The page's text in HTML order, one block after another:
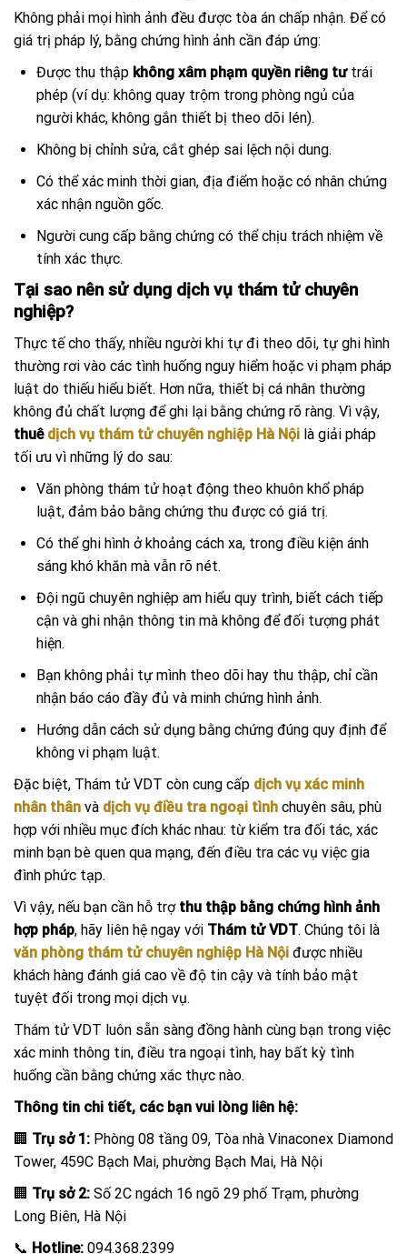
Không phải mọi hình ảnh đều được tòa án chấp nhận. Để có
giá trị pháp lý, bằng chứng hình ảnh cần đáp ứng:
Được thu thập không xâm phạm quyền riêng tưtrái
phép (ví dụ: không quay trộm trong phòng ngủ của
người khác, không gắn thiết bị theo dõi lén).
Không bị chỉnh sửa, cắt ghép sai lệch nội dung.
Có thể xác minh thời gian, địa điểm hoặc có nhân chứng
xác nhận nguồn gốc.
Người cung cấp bằng chứng có thể chịu trách nhiệm về
tính xác thực.
Tại sao nên sử dụng dịch vụ thám tử chuyên
nghiệp?
Thực tế cho thấy, nhiều người khi tự đi theo dõi, tự ghi hình
thường rơi vào các tình huống nguy hiểm hoặc vi phạm pháp
luật do thiếu hiểu biết. Hơn nữa, thiết bị cá nhân thường
không đủ chất lượng để ghi lại bằng chứng rõ ràng. Vì vậy,
thuê dịch vụ thám tử chuyên nghiệp Hà Nội là giải pháp
tối ưu vì những lý do sau:
Văn phòng thám tử hoạt động theo khuôn khổ pháp
luật, đảm bảo bằng chứng thu được có giá trị.
Có thể ghi hình ở khoảng cách xa, trong điều kiện ánh
sáng khó khăn mà vẫn rõ nét.
Đội ngũ chuyên nghiệp am hiểu quy trình, biết cách tiếp
cận và ghi nhận thông tin mà không để đối tượng phát
hiện.
Bạn không phải tự mình theo dõi hay thu thập, chỉ cần
nhận báo cáo đầy đủ và minh chứng hình ảnh.
Hướng dẫn cách sử dụng bằng chứng đúng quy định để
không vi phạm luật.
Đặc biệt, Thám tử VDT còn cung cấp dịch vụ xác minh
nhân thân và dịch vụ điều tra ngoại tình chuyên sâu, phù
hợp với nhiều mục đích khác nhau: từ kiểm tra đối tác, xác
minh bạn bè quen qua mạng, đến điều tra các vụ việc gia
đình phức tạp.
Vì vậy, nếu bạn cần hỗ trợ thu thập bằng chứng hình ảnh
hợp pháp, hãy liên hệ ngay với Thám tử VDT. Chúng tôi là
văn phòng thám tử chuyên nghiệp Hà Nội được nhiều
khách hàng đánh giá cao về độ tin cậy và tính bảo mật
tuyệt đối trong mọi dịch vụ.
Thám tử VDT luôn sẵn sàng đồng hành cùng bạn trong việc
xác minh thông tin, điều tra ngoại tình, hay bất kỳ tình
huống cần bằng chứng xác thực nào.
Thông tin chi tiết, các bạn vui lòng liên hệ:
🏢 Trụ sở 1: Phòng 08 tầng 09, Tòa nhà Vinaconex Diamond
Tower, 459C Bạch Mai, phường Bạch Mai, Hà Nội
🏢 Trụ sở 2: Số 2C ngách 16 ngõ 29 phố Trạm, phường
Long Biên, Hà Nội
📞 Hotline: 094.368.2399